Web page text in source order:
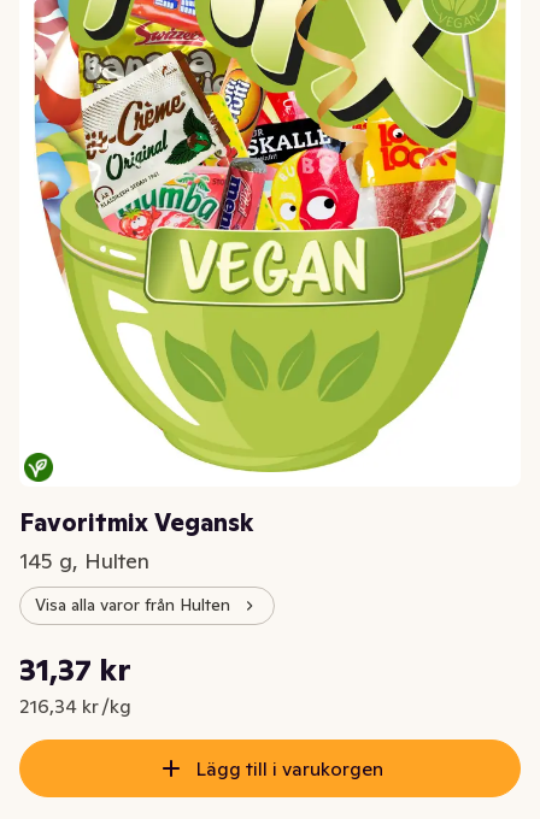
Favoritmix Vegansk
145 g, Hulten
Visa alla varor från Hulten
Nuvarande pris är: 31,37 kr
31,37 kr
216,34 kr /kg
Styckpris: 216,34 kr /kg
Lägg till i varukorgen